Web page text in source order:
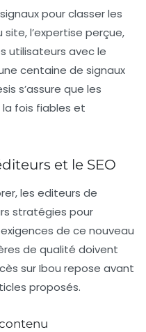
pour classer les
l’expertise perçue,
utilisateurs avec le
centaine de signaux
s’assure que les
fois fiables et
et le SEO
les editeurs de
stratégies pour
exigences de ce nouveau
de qualité doivent
sur Ibou repose avant
proposés.